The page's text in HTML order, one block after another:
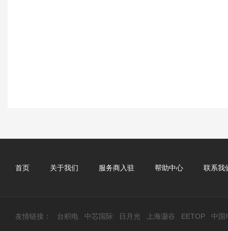
首页 关于我们 服务商入驻 帮助中心 联系我
友情链接： 台积电 中芯国际 日月光 上海灏谷 EETOP 中国